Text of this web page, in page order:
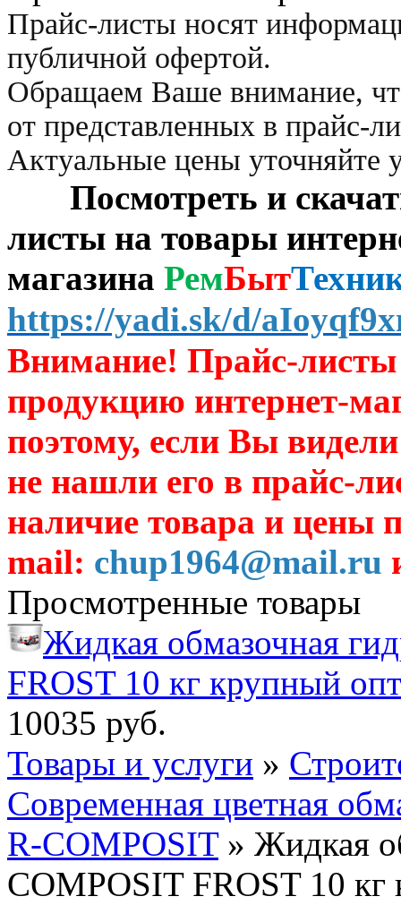
Прайс-листы носят
публичной офертой.
Обращаем Ваше внимание,
от представленных в прайс-
Актуальные цены уточняйте
Посмотреть и
листы на товары
магазина РемБыт
https://yadi.sk/d/
Внимание! Прайс-листы
продукцию интернет-
поэтому, если Вы
не нашли его в прайс-
наличие товара и цены
mail: chup1964@mail.ru
Просмотренные товары
Жидкая обмазочная
FROST 10 кг крупный опт
10035 руб.
Товары и услуги »
Современная цветная
R-COMPOSIT» Жидкая
COMPOSIT FROST 10